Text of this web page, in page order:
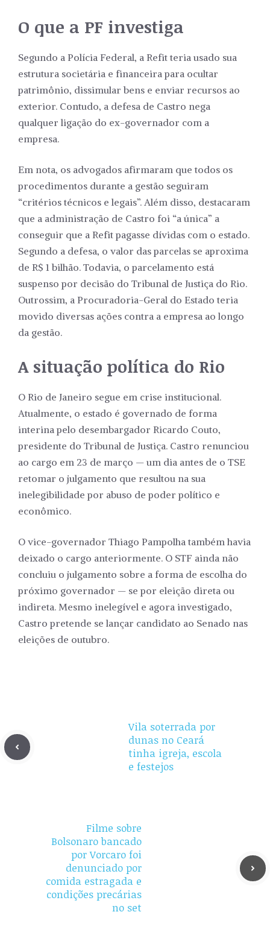
O que a PF investiga
Segundo a Polícia Federal, a Refit teria usado sua
estrutura societária e financeira para ocultar
patrimônio, dissimular bens e enviar recursos ao
exterior. Contudo, a defesa de Castro nega
qualquer ligação do ex-governador com a
empresa.
Em nota, os advogados afirmaram que todos os
procedimentos durante a gestão seguiram
“critérios técnicos e legais”. Além disso, destacaram
que a administração de Castro foi “a única” a
conseguir que a Refit pagasse dívidas com o estado.
Segundo a defesa, o valor das parcelas se aproxima
de R$ 1 bilhão. Todavia, o parcelamento está
suspenso por decisão do Tribunal de Justiça do Rio.
Outrossim, a Procuradoria-Geral do Estado teria
movido diversas ações contra a empresa ao longo
da gestão.
A situação política do Rio
O Rio de Janeiro segue em crise institucional.
Atualmente, o estado é governado de forma
interina pelo desembargador Ricardo Couto,
presidente do Tribunal de Justiça. Castro renunciou
ao cargo em 23 de março — um dia antes de o TSE
retomar o julgamento que resultou na sua
inelegibilidade por abuso de poder político e
econômico.
O vice-governador Thiago Pampolha também havia
deixado o cargo anteriormente. O STF ainda não
concluiu o julgamento sobre a forma de escolha do
próximo governador — se por eleição direta ou
indireta. Mesmo inelegível e agora investigado,
Castro pretende se lançar candidato ao Senado nas
eleições de outubro.
Vila soterrada por
dunas no Ceará
tinha igreja, escola
e festejos
Filme sobre
Bolsonaro bancado
por Vorcaro foi
denunciado por
comida estragada e
condições precárias
no set